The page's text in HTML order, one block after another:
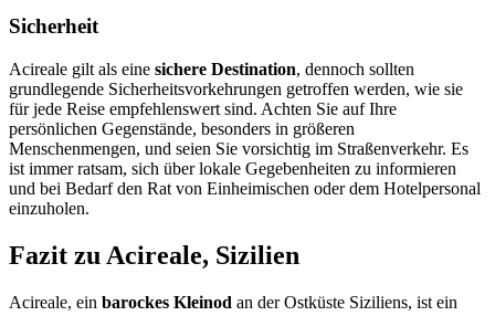
Sicherheit
Acireale gilt als eine sichere Destination, dennoch sollten
grundlegende Sicherheitsvorkehrungen getroffen werden, wie sie
für jede Reise empfehlenswert sind. Achten Sie auf Ihre
persönlichen Gegenstände, besonders in größeren
Menschenmengen, und seien Sie vorsichtig im Straßenverkehr. Es
ist immer ratsam, sich über lokale Gegebenheiten zu informieren
und bei Bedarf den Rat von Einheimischen oder dem Hotelpersonal
einzuholen.
Fazit zu Acireale, Sizilien
Acireale, ein barockes Kleinod an der Ostküste Siziliens, ist ein